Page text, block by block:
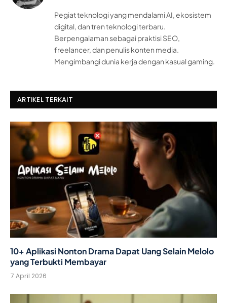
Pegiat teknologi yang mendalami AI, ekosistem
digital, dan tren teknologi terbaru.
Berpengalaman sebagai praktisi SEO,
freelancer, dan penulis konten media.
Mengimbangi dunia kerja dengan kasual gaming.
ARTIKEL TERKAIT
10+ Aplikasi Nonton Drama Dapat Uang Selain Melolo
yang Terbukti Membayar
7 April 2026